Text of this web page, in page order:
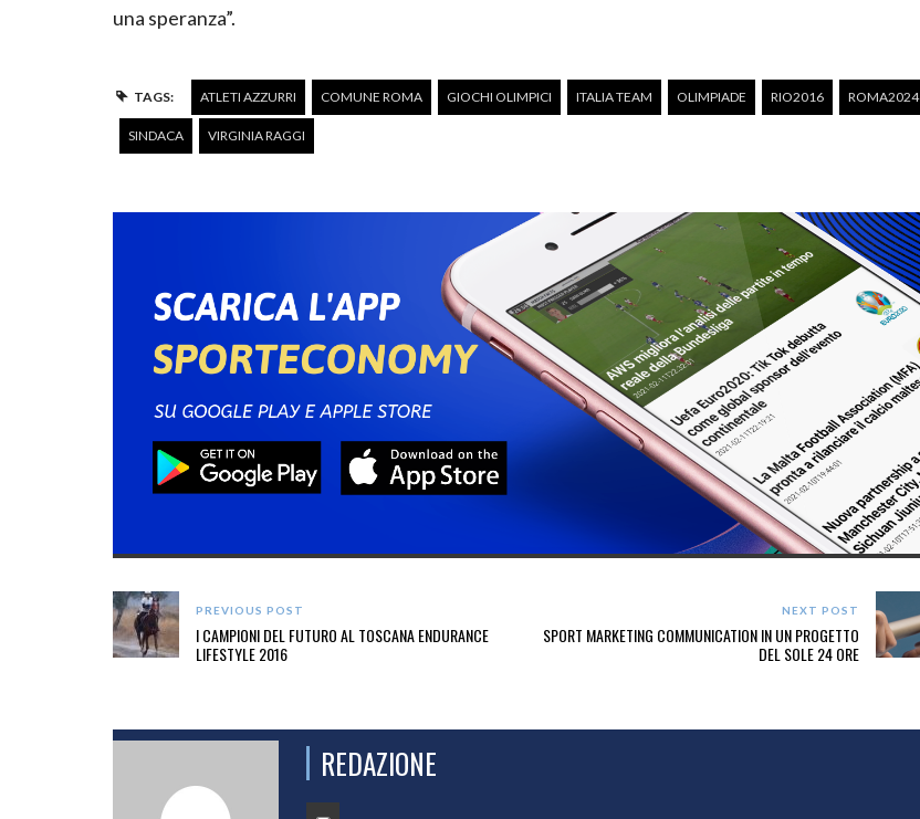
una speranza”.
TAGS: ATLETI AZZURRI COMUNE ROMA GIOCHI OLIMPICI ITALIA TEAM OLIMPIADE RIO2016 ROMA2024
SINDACA VIRGINIA RAGGI
PREVIOUS POST
I CAMPIONI DEL FUTURO AL TOSCANA ENDURANCE
LIFESTYLE 2016
NEXT POST
SPORT MARKETING COMMUNICATION IN UN PROGETTO
DEL SOLE 24 ORE
REDAZIONE